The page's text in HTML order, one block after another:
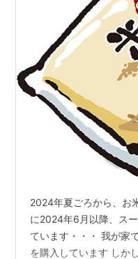
2024年夏ごろから、お
に2024年6月以降、ス
ています・・・ 我が家
を購入しています しか